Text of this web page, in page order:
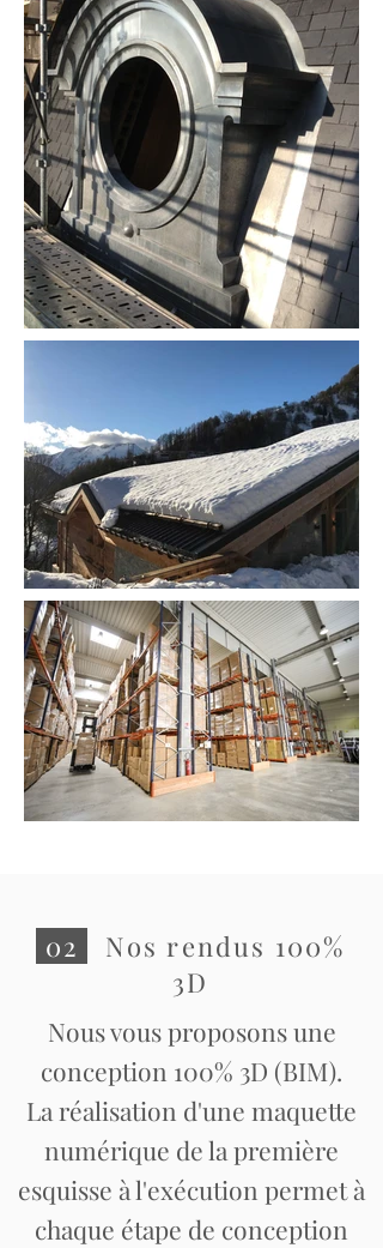
02
Nos rendus 100%
3D
Nous vous proposons une
conception 100% 3D (BIM).
La réalisation d'une maquette
numérique de la première
esquisse à l'exécution permet à
chaque étape de conception